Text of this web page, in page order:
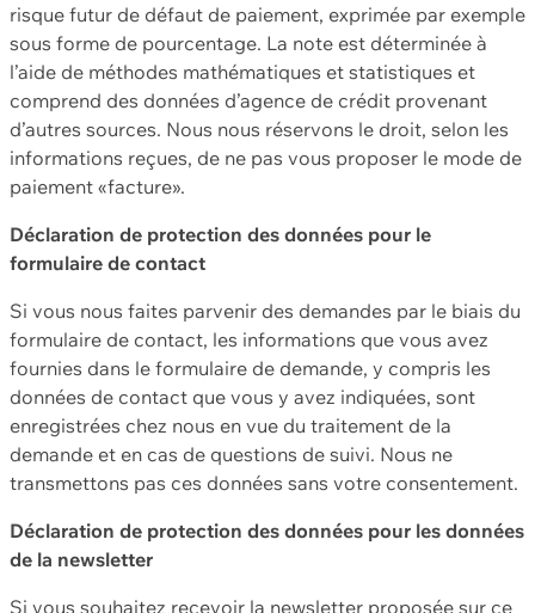
risque futur de défaut de paiement, exprimée par exemple
sous forme de pourcentage. La note est déterminée à
l’aide de méthodes mathématiques et statistiques et
comprend des données d’agence de crédit provenant
d’autres sources. Nous nous réservons le droit, selon les
informations reçues, de ne pas vous proposer le mode de
paiement «facture».
Déclaration de protection des données pour le
formulaire de contact
Si vous nous faites parvenir des demandes par le biais du
formulaire de contact, les informations que vous avez
fournies dans le formulaire de demande, y compris les
données de contact que vous y avez indiquées, sont
enregistrées chez nous en vue du traitement de la
demande et en cas de questions de suivi. Nous ne
transmettons pas ces données sans votre consentement.
Déclaration de protection des données pour les données
de la newsletter
Si vous souhaitez recevoir la newsletter proposée sur ce